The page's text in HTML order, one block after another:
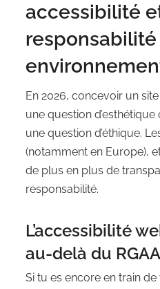
accessibilité
responsabilité
En 2026, concevoir un
une question d’esthétique
une question d’éthique.
(notamment en Europe),
de plus en plus de
responsabilité.
L’accessibilité
au-delà du RGAA
Si tu es encore en train de